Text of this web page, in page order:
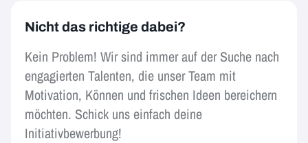
Nicht das richtige dabei?
Kein Problem! Wir sind immer auf der Suche nach
engagierten Talenten, die unser Team mit
Motivation, Können und frischen Ideen bereichern
möchten. Schick uns einfach deine
Initiativbewerbung!